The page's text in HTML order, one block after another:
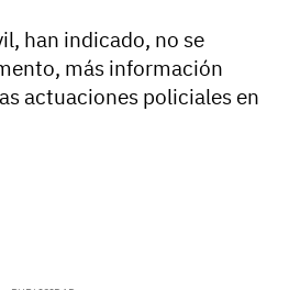
han indicado, no se
más información
actuaciones policiales en